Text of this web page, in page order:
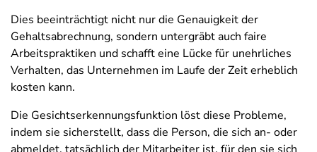
Dies beeinträchtigt nicht nur die Genauigkeit der
Gehaltsabrechnung, sondern untergräbt auch faire
Arbeitspraktiken und schafft eine Lücke für unehrliches
Verhalten, das Unternehmen im Laufe der Zeit erheblich
kosten kann.
Die Gesichtserkennungsfunktion löst diese Probleme,
indem sie sicherstellt, dass die Person, die sich an- oder
abmeldet, tatsächlich der Mitarbeiter ist, für den sie sich